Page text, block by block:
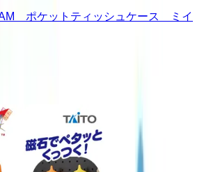
ポケットティッシュケース ミイ